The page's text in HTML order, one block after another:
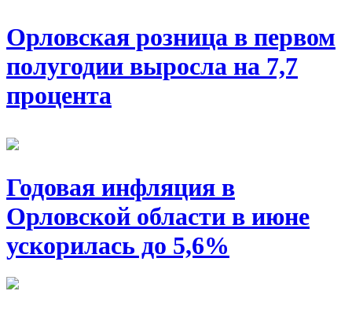
Орловская розница в первом
полугодии выросла на 7,7
процента
Годовая инфляция в
Орловской области в июне
ускорилась до 5,6%